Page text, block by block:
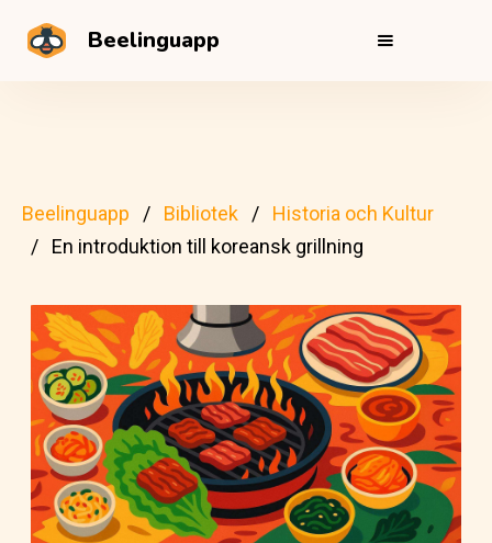
Beelinguapp
Beelinguapp Bibliotek
Historia och Kultur
En introduktion till koreansk grillning